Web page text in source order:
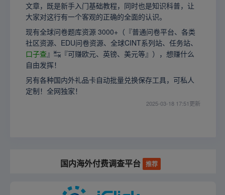
文章，既是新手入门基础教程，同时也是知识科普，让
大家对这行有一个客观的正确的全面的认识。
现有全球问卷题库资源 3000+（『普通问卷平台、各类
社区资源、EDU问卷资源、全球CINT系列站、任务站、
口子查』↹『可赚欧元、英镑、美元等』），想赚什么
自由发挥！
另有各种国内外礼品卡自动批量兑换保存工具，可私人
定制！全网独家！
2025-03-18 17:51更新
国内海外付费调查平台 推荐